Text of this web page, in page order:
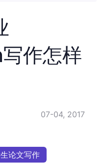
作怎样
07-04, 2017
论文写作